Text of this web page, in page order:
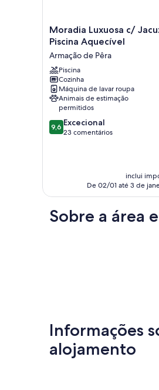
Moradia
Luxuosa
Jacuzzi
e
Piscina
Aquecível
Armação
Pêra
Moradia Luxuosa c/
Piscina Aquecível
Armação de Pêra
Piscina
Cozinha
Máquina de lavar roupa
Animais de estimação
permitidos
Pontuação
de
10,
23
9,6 Excecional
23 comentários
inclui
De 02/01 até 3 de
Sobre a área
Informações
alojamento